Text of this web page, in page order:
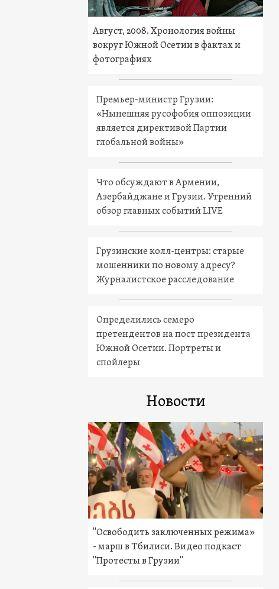
Август, 2008. Хронология войны
вокруг Южной Осетии в фактах и
фотографиях
Премьер-министр Грузии:
«Нынешняя русофобия оппозиции
является директивой Партии
глобальной войны»
Что обсуждают в Армении,
Азербайджане и Грузии. Утренний
обзор главных событий LIVE
Грузинские колл-центры: старые
мошенники по новому адресу?
Журналистское расследование
Определились семеро
претендентов на пост президента
Южной Осетии. Портреты и
спойлеры
Новости
"Освободить заключенных режима»
- марш в Тбилиси. Видео подкаст
"Протесты в Грузии"